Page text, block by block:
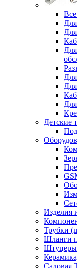
Детские
Изделия
Трубки
Шланги
Штуцеры
Садовая